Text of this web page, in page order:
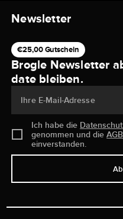
Newsletter
€25,00 Gutschein
Brogle Newsletter
date bleiben.
Ihre E-Mail-Adresse
Ich habe die
genommen und dieAGB
einverstanden.